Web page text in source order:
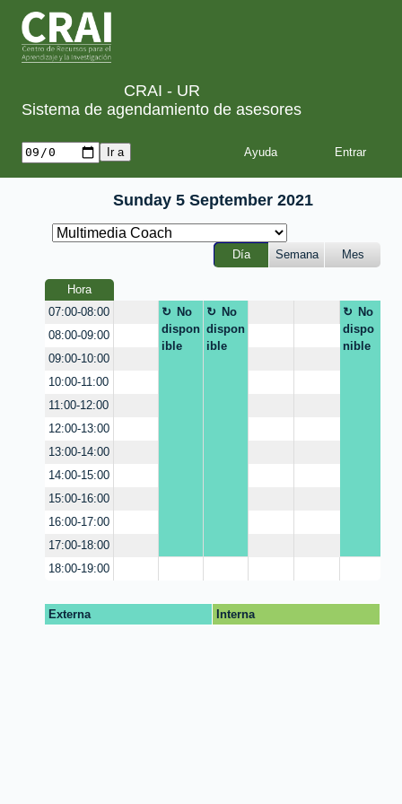
CRAI - UR
Sistema de agendamiento de asesores
Ayuda
Sunday 5 September 2021
Día Semana Mes
Hora
07:00-08:00
No
dispon
ible
No
dispon
ible
No
dispo
nible
08:00-09:00
09:00-10:00
10:00-11:00
11:00-12:00
12:00-13:00
13:00-14:00
14:00-15:00
15:00-16:00
16:00-17:00
17:00-18:00
18:00-19:00
Externa Interna